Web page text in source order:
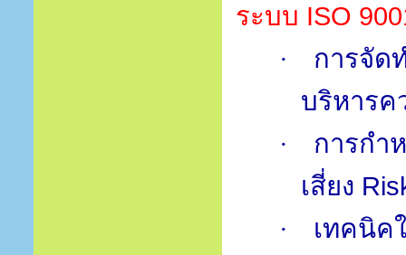
ระบบ ISO
·
การจัด
บริหารค
·
การกำ
เสี่ยง
·
เทคนิค